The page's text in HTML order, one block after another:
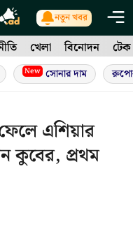
নতুন খবর
খেলা বিনোদন টেক
New সোনার দাম
এশিয়ার
কুবের, প্রথম